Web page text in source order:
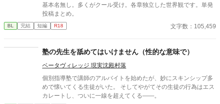
基本名無し。多くがクール受け。各章独立した世界観です。単発
投稿まとめ。
BL 完結 短編 R18 文字数：105,459
塾の先生を舐めてはいけません（性的な意味で）
ベータヴィレッジ 現実沈殿村落
個別指導塾で講師のアルバイトを始めたが、妙にスキンシップ多
めで懐いてくる生徒がいた。 そしてやがてその生徒の行為はエス
カレートし、ついに一線を超えてくる――。